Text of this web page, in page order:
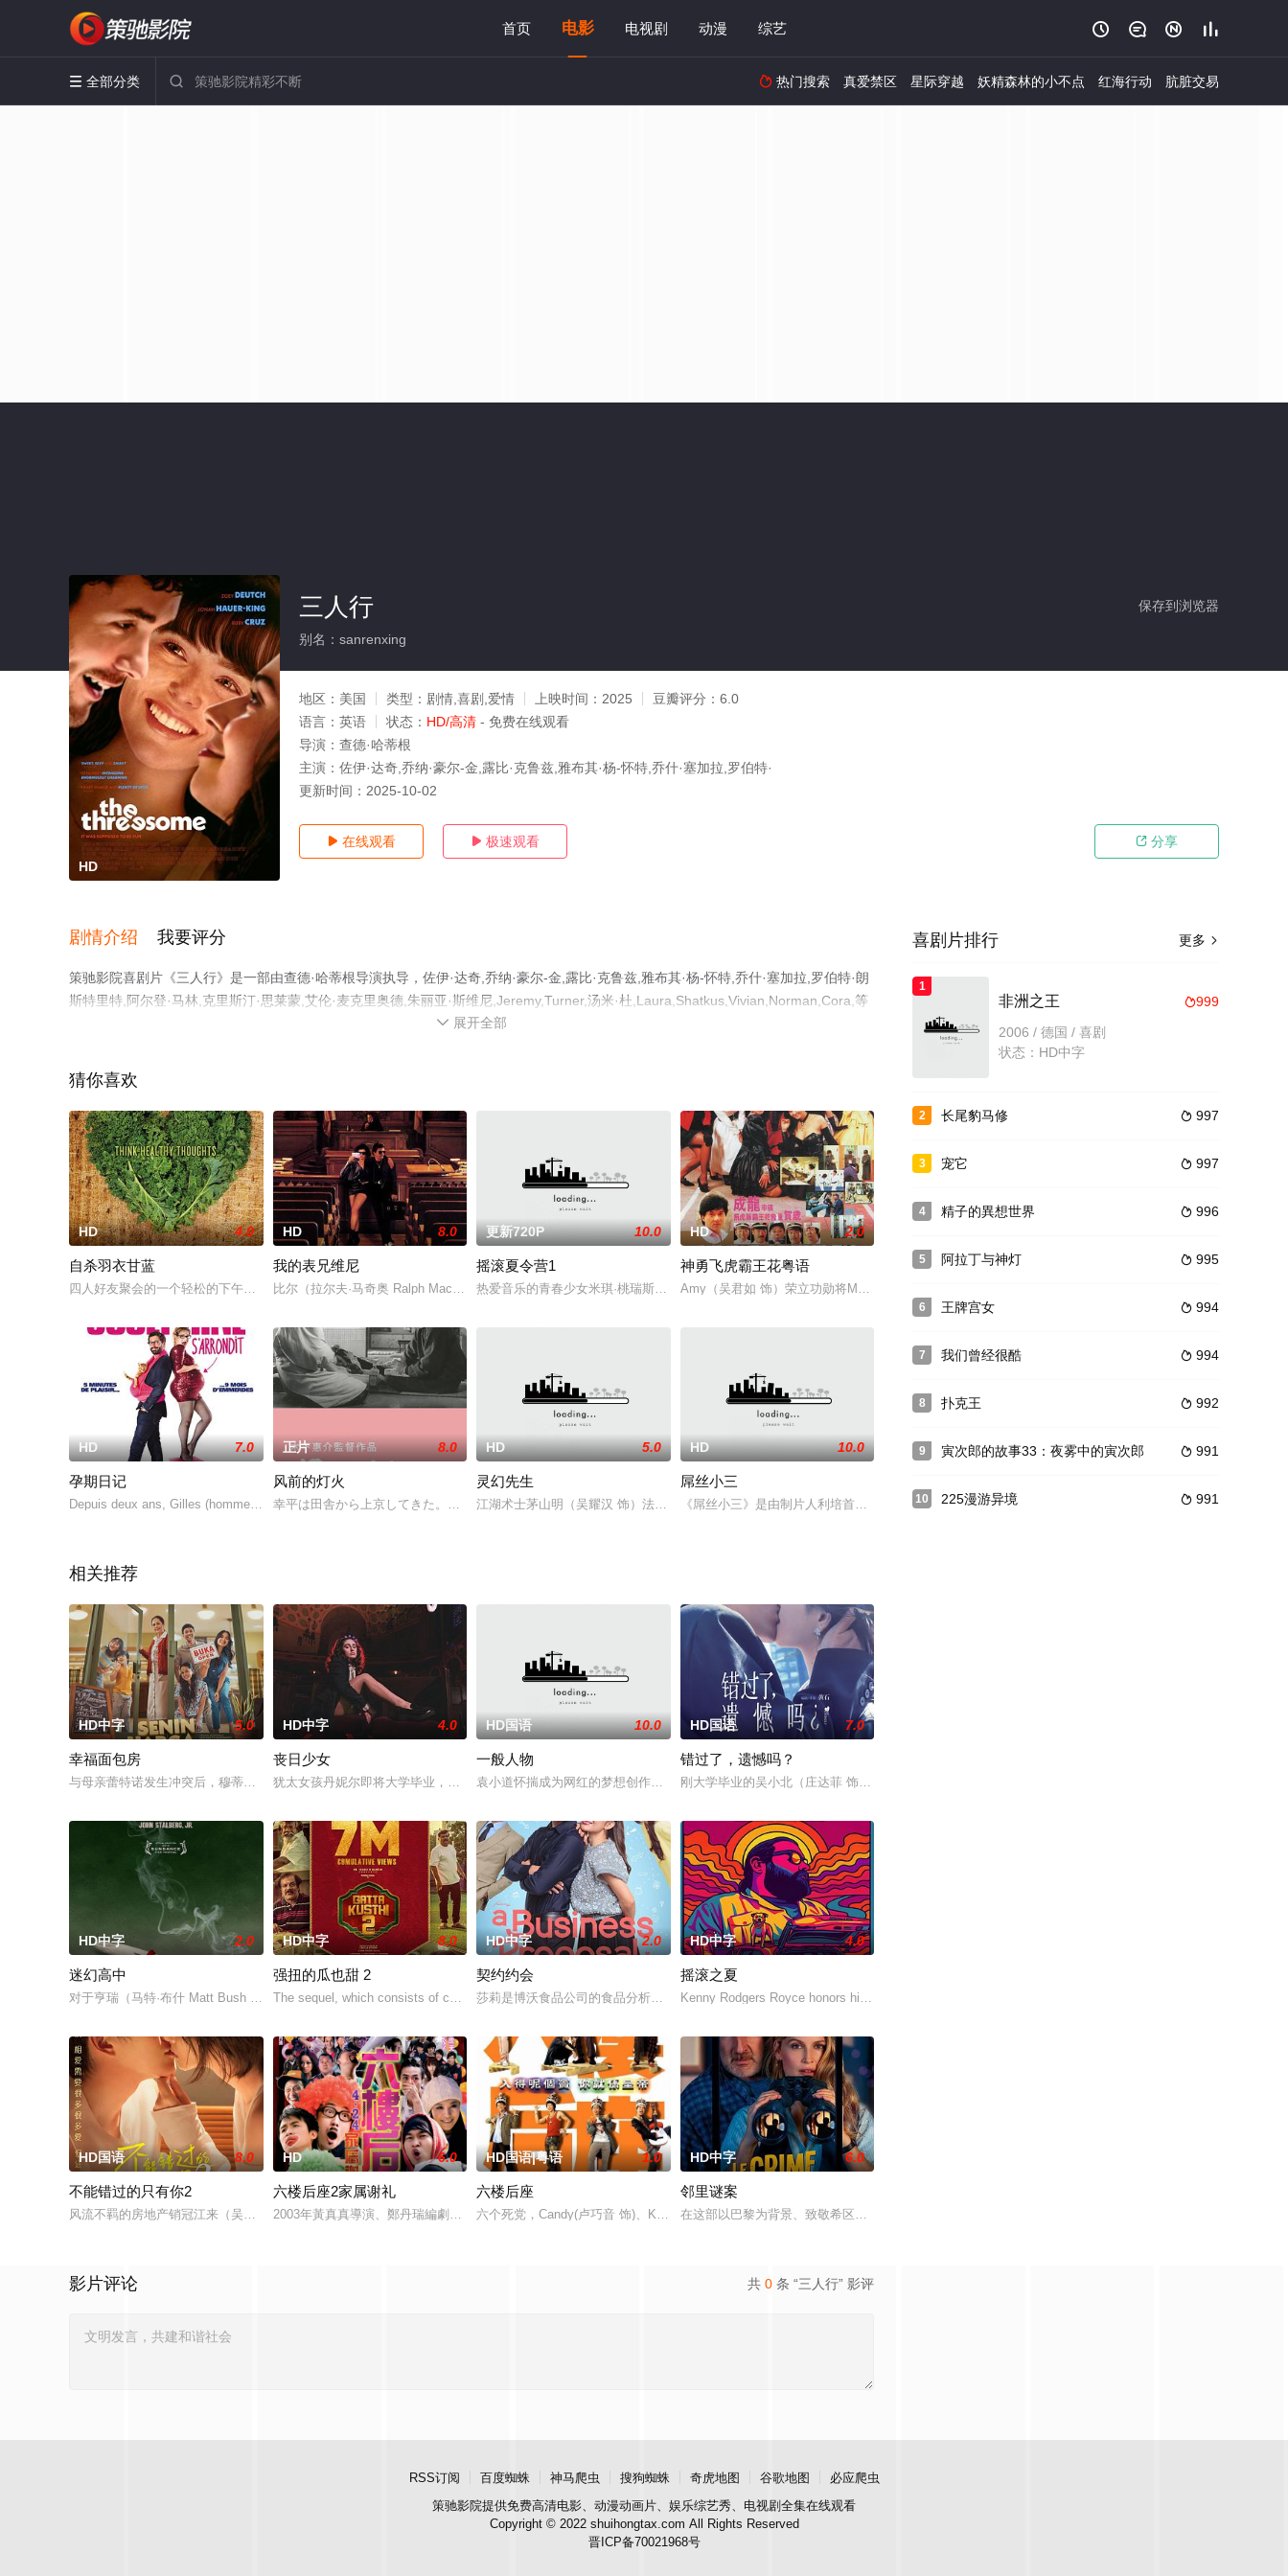
首页 电影 电视剧 动漫 综艺    
 全部分类   热门搜索 真爱禁区 星际穿越 妖精森林的小不点 红海行动 肮脏交易
HD
保存到浏览器
三人行
别名：sanrenxing
地区： 美国 类型： 剧情,喜剧,爱情 上映时间： 2025 豆瓣评分： 6.0
语言： 英语 状态： HD/高清 - 免费在线观看
导演： 查德·哈蒂根
主演： 佐伊·达奇,乔纳·豪尔-金,露比·克鲁兹,雅布其·杨-怀特,乔什·塞加拉,罗伯特·
更新时间： 2025-10-02
 在线观看  极速观看  分享
剧情介绍 我要评分
策驰影院喜剧片《三人行》是一部由查德·哈蒂根导演执导，佐伊·达奇,乔纳·豪尔-金,露比·克鲁兹,雅布其·杨-怀特,乔什·塞加拉,罗伯特·朗
斯特里特,阿尔登·马林,克里斯汀·思莱蒙,艾伦·麦克里奥德,朱丽亚·斯维尼,Jeremy,Turner,汤米·杜,Laura,Shatkus,Vivian,Norman,Cora,等
演员精彩演绎的美国电影，手机免费观看高清未删减完整版电影大全就上策驰电影网，更多相关信息可移步至豆瓣电影、电视猫或剧情网
 展开全部
猜你喜欢
HD 4.0
自杀羽衣甘蓝
四人好友聚会的一个轻松的下午，谈话间大家交换了人生中重要的时刻，闪现了各自生活中的闪光点。
HD 8.0
我的表兄维尼
比尔（拉尔夫·马奇奥 Ralph Macchio 饰）和斯坦（米歇尔·维特菲尔德 Mitc
更新720P 10.0
摇滚夏令营1
热爱音乐的青春少女米琪·桃瑞斯（黛米·洛瓦托DemiLovato饰）希望参加一个摇滚夏令营
HD 2.0
神勇飞虎霸王花粤语
Amy（吴君如 饰）荣立功勋将Madam胡（胡慧中 饰）肆意整治，醒来后却发现是南柯一梦…
HD 7.0
孕期日记
Depuis deux ans, Gilles (homme-parfait-non-fu
正片 8.0
风前的灯火
幸平は田舎から上京してきた。新宿駅の広場で、無一文の空っ腹をかかえ、ぼんやり立っていると、
HD 5.0
灵幻先生
江湖术士茅山明（吴耀汉 饰）法术不精，鬼点子倒层出不穷，经常带着大宝（吕方 饰）、小宝二鬼
HD 10.0
屌丝小三
《屌丝小三》是由制片人利培首部独立制片，由周石林、庄馥旖、张海梦、李琳杰、倪华荣、赵一村、
相关推荐
HD中字 5.0
幸福面包房
与母亲蕾特诺发生冲突后，穆蒂亚离家出走，决心证明自己的独立，然而三年后她不得不与家人和解
HD中字 4.0
丧日少女
犹太女孩丹妮尔即将大学毕业，却对未来的规划一片迷茫。来自各方面的压力使她无法控制自己的饮食
HD国语 10.0
一般人物
袁小道怀揣成为网红的梦想创作短视频，并与周小乙等人组建了“红透半边天”团队。然而团队在发展
HD国语 7.0
错过了，遗憾吗？
刚大学毕业的吴小北（庄达菲 饰）被初恋男友李天昊（周澄奧 饰）断崖式分手后陷入无尽的情绪反
HD中字 2.0
迷幻高中
对于亨瑞（马特·布什 Matt Bush 饰）来说，生活可谓一帆风顺，成绩优异的他不仅刚刚
HD中字 8.0
强扭的瓜也甜 2
The sequel, which consists of consecutive eve
HD中字 2.0
契约约会
莎莉是博沃食品公司的食品分析师，如今陷入财务困境，她答应为挚友雅斯敏牵线搭桥，为她安排相亲
HD中字 4.0
摇滚之夏
Kenny Rodgers Royce honors his late mother
HD国语 8.0
不能错过的只有你2
风流不羁的房地产销冠江来（吴翊歌 饰），为利益化身“深情画家”，步步为营接近倔强女医生李梦
HD 6.0
六楼后座2家属谢礼
2003年黃真真導演、鄭丹瑞編劇的喜劇《六樓后座》拍出香港新一代的愛情面面觀，其中「Tru
HD国语|粤语 1.0
六楼后座
六个死党，Candy(卢巧音 饰)、Karena(林嘉欣 饰)、梁Wing(周俊伟 饰)、
HD中字 6.0
邻里谜案
在这部以巴黎为背景、致敬希区柯克的影片中，一位犯罪小说作家和他的电影教授搭档陷入了一场真实
共 0 条 “三人行” 影评
影片评论
更多 
喜剧片排行
1
999
非洲之王
2006 / 德国 / 喜剧
状态：HD中字
2  997
长尾豹马修
3  997
宠它
4  996
精子的異想世界
5  995
阿拉丁与神灯
6  994
王牌宫女
7  994
我们曾经很酷
8  992
扑克王
9  991
寅次郎的故事33：夜雾中的寅次郎
10  991
225漫游异境
RSS订阅 百度蜘蛛 神马爬虫 搜狗蜘蛛 奇虎地图 谷歌地图
必应爬虫
策驰影院提供免费高清电影、动漫动画片、娱乐综艺秀、电视剧全集在线观看
Copyright © 2022 shuihongtax.com All Rights Reserved
晋ICP备70021968号